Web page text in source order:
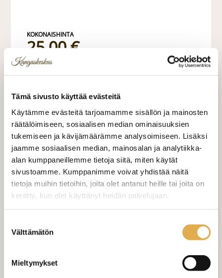
Tämä sivusto käyttää evästeitä
Käytämme evästeitä tarjoamamme sisällön ja mainosten
räätälöimiseen, sosiaalisen median ominaisuuksien
tukemiseen ja kävijämäärämme analysoimiseen. Lisäksi
jaamme sosiaalisen median, mainosalan ja analytiikka-
alan kumppaneillemme tietoja siitä, miten käytät
sivustoamme. Kumppanimme voivat yhdistää näitä
tietoja muihin tietoihin, joita olet antanut heille tai joita on
kerätty, kun olet käyttänyt heidän palvelujaan.
valinta
Välttämätön
Mieltymykset
25,00 €
LISÄÄ OSTOSKORIIN
Tilaa näytepala kankaasta
Näytepalan hinta 1,50 €. Koko n. 10x10 cm.
Valitse mukaan ompelupalvelu
VERHOJEN MÄÄRÄ:
Suoraverho leveys 150 cm + 22,00 €